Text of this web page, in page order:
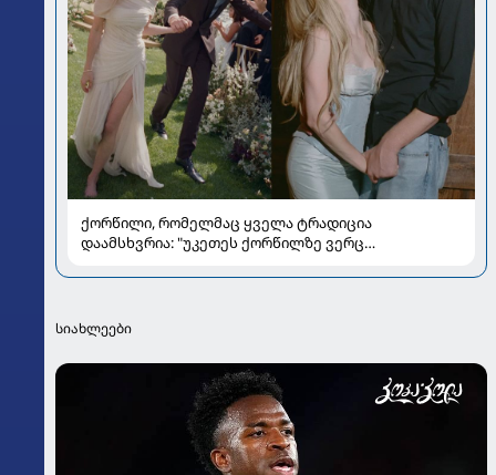
ქორწილი, რომელმაც ყველა ტრადიცია
დაამსხვრია: "უკეთეს ქორწილზე ვერც
სიახლეები